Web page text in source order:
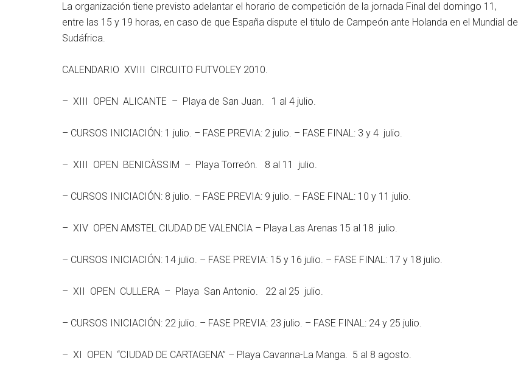
La organización tiene previsto adelantar el horario de competición de la jornada Final del domingo 11,
entre las 15 y 19 horas, en caso de que España dispute el titulo de Campeón ante Holanda en el Mundial de
Sudáfrica.
CALENDARIO XVIII CIRCUITO FUTVOLEY 2010.
– XIII OPEN ALICANTE – Playa de San Juan. 1 al 4 julio.
– CURSOS INICIACIÓN: 1 julio. – FASE PREVIA: 2 julio. – FASE FINAL: 3 y 4 julio.
– XIII OPEN BENICÀSSIM – Playa Torreón. 8 al 11 julio.
– CURSOS INICIACIÓN: 8 julio. – FASE PREVIA: 9 julio. – FASE FINAL: 10 y 11 julio.
– XIV OPEN AMSTEL CIUDAD DE VALENCIA – Playa Las Arenas 15 al 18 julio.
– CURSOS INICIACIÓN: 14 julio. – FASE PREVIA: 15 y 16 julio. – FASE FINAL: 17 y 18 julio.
– XII OPEN CULLERA – Playa San Antonio. 22 al 25 julio.
– CURSOS INICIACIÓN: 22 julio. – FASE PREVIA: 23 julio. – FASE FINAL: 24 y 25 julio.
– XI OPEN “CIUDAD DE CARTAGENA” – Playa Cavanna-La Manga. 5 al 8 agosto.